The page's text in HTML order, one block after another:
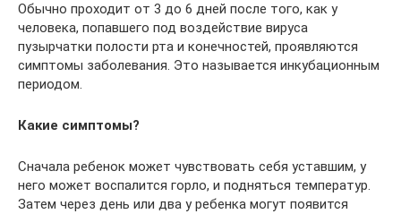
Обычно проходит от 3 до 6 дней после того, как у
человека, попавшего под воздействие вируса
пузырчатки полости рта и конечностей, проявляются
симптомы заболевания. Это называется инкубационным
периодом.
Какие симптомы?
Сначала ребенок может чувствовать себя уставшим, у
него может воспалится горло, и подняться температур.
Затем через день или два у ребенка могут появится